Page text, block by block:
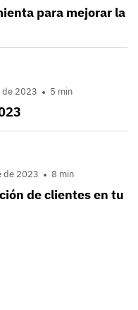
para mejorar la
de 2023 5 min
de 2023 8 min
de clientes en tu